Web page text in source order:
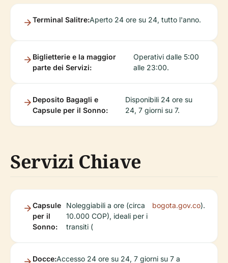
Terminal Salitre:Aperto 24 ore su 24, tutto l'anno.
Biglietterie e la maggior
parte dei Servizi:
Operativi dalle 5:00
alle 23:00.
Deposito Bagagli e
Capsule per il Sonno:
Disponibili 24 ore su
24, 7 giorni su 7.
Servizi Chiave
Capsule
per il
Sonno:
Noleggiabili a ore (circa
10.000 COP), ideali per i
transiti (
bogota.gov.co).
Docce:Accesso 24 ore su 24, 7 giorni su 7 a